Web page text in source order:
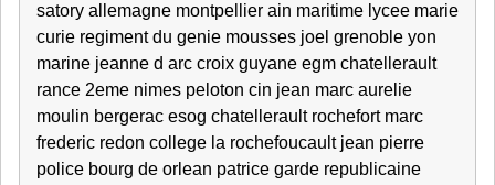
satory allemagne montpellier ain maritime lycee marie
curie regiment du genie mousses joel grenoble yon
marine jeanne d arc croix guyane egm chatellerault
rance 2eme nimes peloton cin jean marc aurelie
moulin bergerac esog chatellerault rochefort marc
frederic redon college la rochefoucault jean pierre
police bourg de orlean patrice garde republicaine